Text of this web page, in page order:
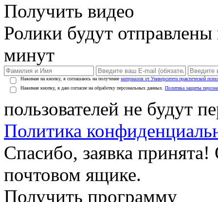
Получить видео
Ролики будут
минут
Нажимая на кнопку, я соглашаюсь на получение материалов от Университета практической
Нажимая кнопку, я даю согласие на обработку персональных данных. Политика защиты
пользователей не будут
Политика
Спасибо, заявка
почтовом ящике.
Получить программу